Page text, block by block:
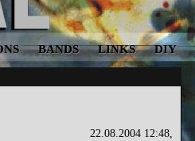
BANDS LINKS DIY
22.08.2004 12:48,